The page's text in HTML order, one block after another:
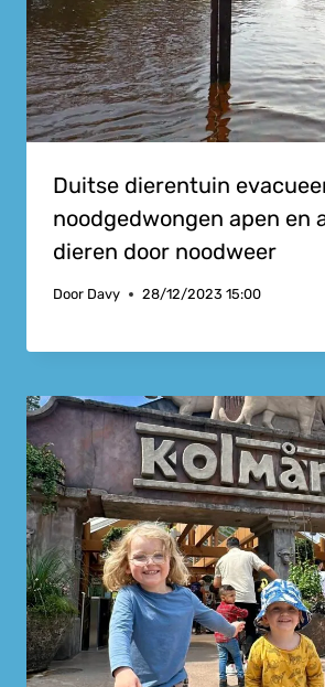
Duitse dierentuin
noodgedwongen apen en
dieren door noodweer
Door Davy 28/12/2023 15:00